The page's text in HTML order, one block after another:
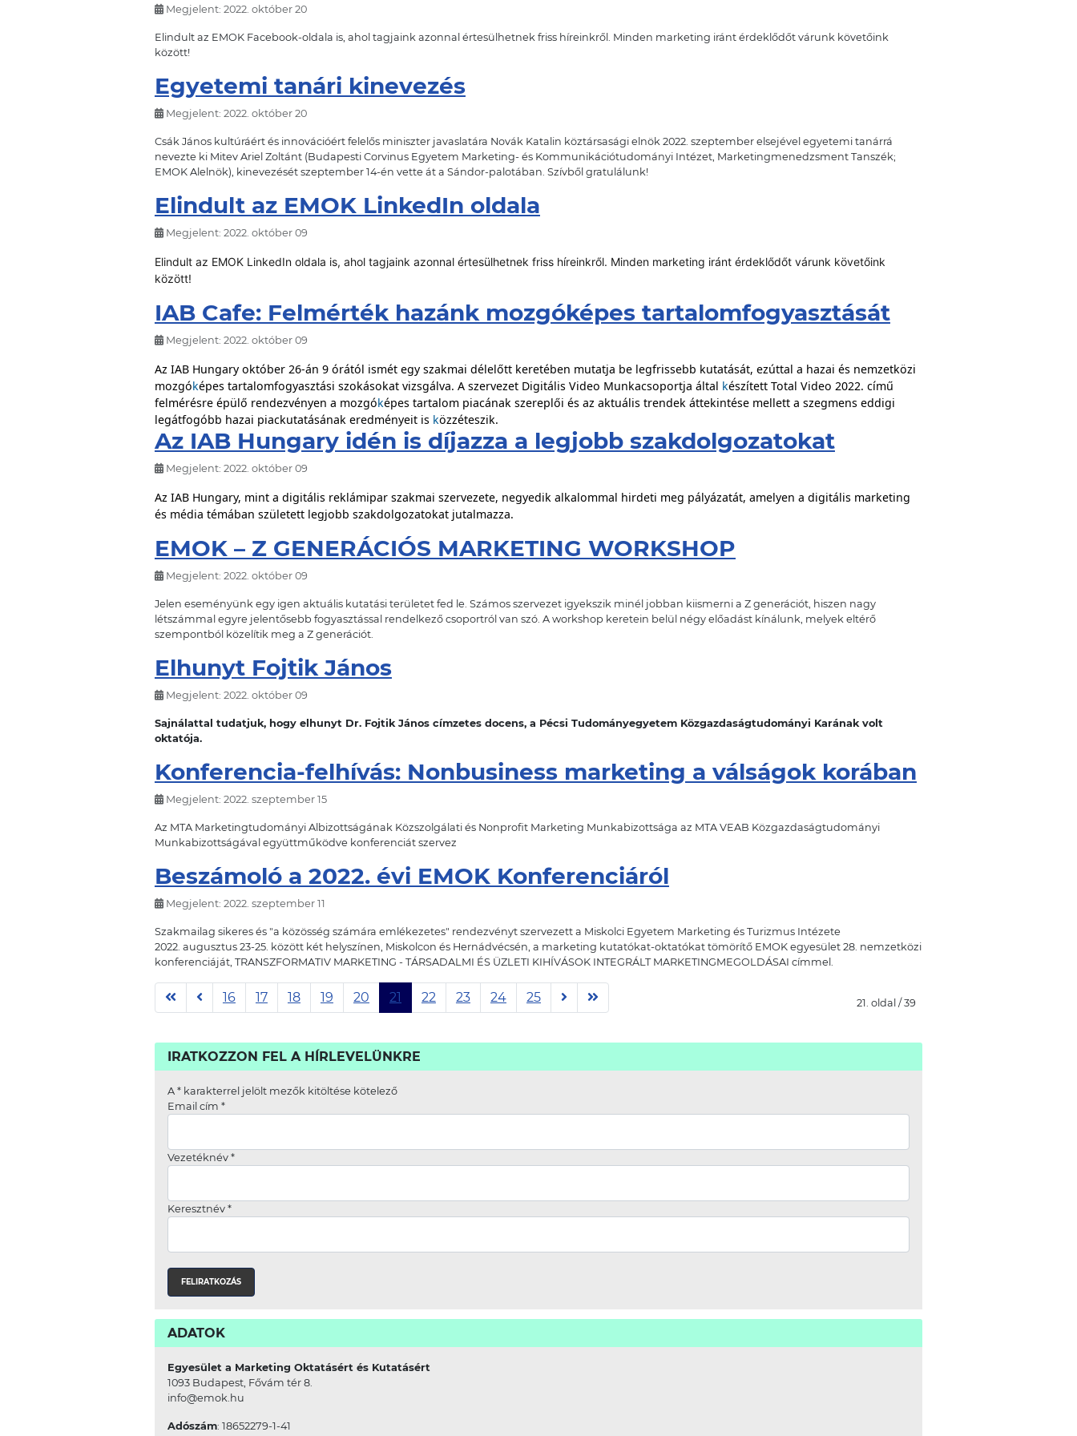
Megjelent: 2022. október 20
Elindult az EMOK Facebook-oldala is, ahol tagjaink azonnal értesülhetnek friss híreinkről. Minden marketing iránt érdeklődőt várunk követőink
között!
Egyetemi tanári kinevezés
Megjelent: 2022. október 20
Csák János kultúráért és innovációért felelős miniszter javaslatára Novák Katalin köztársasági elnök 2022. szeptember elsejével egyetemi tanárrá
nevezte ki Mitev Ariel Zoltánt (Budapesti Corvinus Egyetem Marketing- és Kommunikációtudományi Intézet, Marketingmenedzsment Tanszék;
EMOK Alelnök), kinevezését szeptember 14-én vette át a Sándor-palotában. Szívből gratulálunk!
Elindult az EMOK LinkedIn oldala
Megjelent: 2022. október 09
Elindult az EMOK LinkedIn oldala is, ahol tagjaink azonnal értesülhetnek friss híreinkről. Minden marketing iránt érdeklődőt várunk követőink
között!
IAB Cafe: Felmérték hazánk mozgóképes tartalomfogyasztását
Megjelent: 2022. október 09
Az IAB Hungary október 26-án 9 órától ismét egy szakmai délelőtt keretében mutatja be legfrissebb kutatását, ezúttal a hazai és nemzetközi
mozgóképes tartalomfogyasztási szokásokat vizsgálva. A szervezet Digitális Video Munkacsoportja által készített Total Video 2022. című
felmérésre épülő rendezvényen a mozgóképes tartalom piacának szereplői és az aktuális trendek áttekintése mellett a szegmens eddigi
legátfogóbb hazai piackutatásának eredményeit is közzéteszik.
Az IAB Hungary idén is díjazza a legjobb szakdolgozatokat
Megjelent: 2022. október 09
Az IAB Hungary, mint a digitális reklámipar szakmai szervezete, negyedik alkalommal hirdeti meg pályázatát, amelyen a digitális marketing
és média témában született legjobb szakdolgozatokat jutalmazza.
EMOK – Z GENERÁCIÓS MARKETING WORKSHOP
Megjelent: 2022. október 09
Jelen eseményünk egy igen aktuális kutatási területet fed le. Számos szervezet igyekszik minél jobban kiismerni a Z generációt, hiszen nagy
létszámmal egyre jelentősebb fogyasztással rendelkező csoportról van szó. A workshop keretein belül négy előadást kínálunk, melyek eltérő
szempontból közelítik meg a Z generációt.
Elhunyt Fojtik János
Megjelent: 2022. október 09
Sajnálattal tudatjuk, hogy elhunyt Dr. Fojtik János címzetes docens, a Pécsi Tudományegyetem Közgazdaságtudományi Karának volt
oktatója.
Konferencia-felhívás: Nonbusiness marketing a válságok korában
Megjelent: 2022. szeptember 15
Az MTA Marketingtudományi Albizottságának Közszolgálati és Nonprofit Marketing Munkabizottsága az MTA VEAB Közgazdaságtudományi
Munkabizottságával együttműködve konferenciát szervez
Beszámoló a 2022. évi EMOK Konferenciáról
Megjelent: 2022. szeptember 11
Szakmailag sikeres és "a közösség számára emlékezetes" rendezvényt szervezett a Miskolci Egyetem Marketing és Turizmus Intézete
2022. augusztus 23-25. között két helyszínen, Miskolcon és Hernádvécsén, a marketing kutatókat-oktatókat tömörítő EMOK egyesület 28. nemzetközi
konferenciáját, TRANSZFORMATIV MARKETING - TÁRSADALMI ÉS ÜZLETI KIHÍVÁSOK INTEGRÁLT MARKETINGMEGOLDÁSAI címmel.
21. oldal / 39
16 17 18 19 20 21 22 23 24 25
IRATKOZZON FEL A HÍRLEVELÜNKRE
A *karakterrel jelölt mezők kitöltése kötelező
Email cím *
Vezetéknév *
Keresztnév *
ADATOK
Egyesület a Marketing Oktatásért és Kutatásért
1093 Budapest, Fővám tér 8.
info@emok.hu
Adószám: 18652279-1-41